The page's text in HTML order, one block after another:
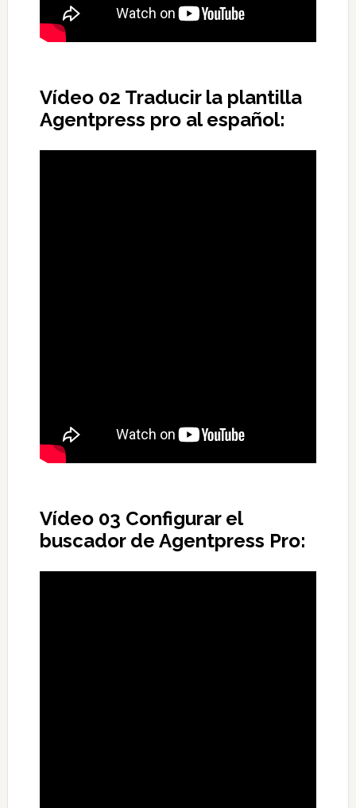
Vídeo 02 Traducir la plantilla
Agentpress pro al español:
Vídeo 03 Configurar el
buscador de Agentpress Pro: